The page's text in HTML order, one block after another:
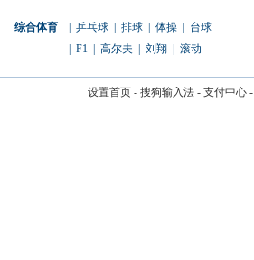
综合体育 乒乓球 排球 体操
台球
F1 高尔夫 刘翔 滚动
设置首页- 搜狗输入法- 支付中心-